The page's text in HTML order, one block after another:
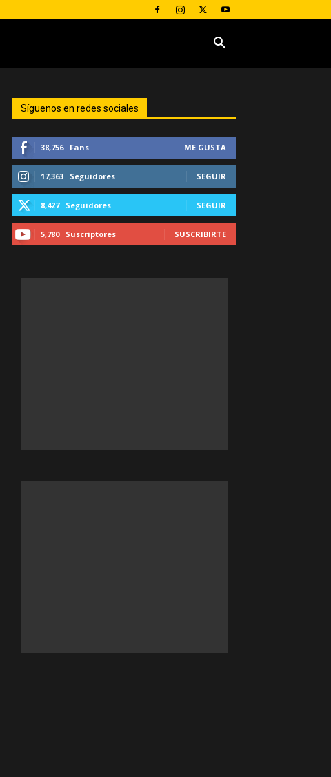
Síguenos en redes sociales
38,756 Fans ME GUSTA
17,363 Seguidores SEGUIR
8,427 Seguidores SEGUIR
5,780 Suscriptores SUSCRIBIRTE